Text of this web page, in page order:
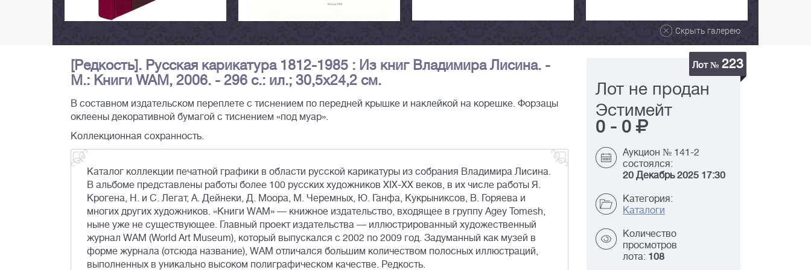
Скрыть галерею
[Редкость]. Русская карикатура 1812-1985 : Из книг Владимира Лисина. -
М.: Книги WAM, 2006. - 296 с.: ил.; 30,5х24,2 см.
В составном издательском переплете с тиснением по передней крышке и наклейкой на корешке. Форзацы
оклеены декоративной бумагой с тиснением «под муар».
Коллекционная сохранность.
Каталог коллекции печатной графики в области русской карикатуры из собрания Владимира Лисина.
В альбоме представлены работы более 100 русских художников XIX-ХХ веков, в их числе работы Я.
Крогена, Н. и С. Легат, А. Дейнеки, Д. Моора, М. Черемных, Ю. Ганфа, Кукрыниксов, В. Горяева и
многих других художников. «Книги WAM» — книжное издательство, входящее в группу Agey Tomesh,
ныне уже не существующее. Главный проект издательства — иллюстрированный художественный
журнал WAM (World Art Museum), который выпускался с 2002 по 2009 год. Задуманный как музей в
форме журнала (отсюда название), WAM отличался большим количеством полосных иллюстраций,
выполненных в уникально высоком полиграфическом качестве. Редкость.
Лот № 223
Лот не продан
Эстимейт
0 - 0
Аукцион № 141-2
состоялся:
20 Декабрь 2025 17:30
Категория:
Каталоги
Количество
просмотров
лота: 108